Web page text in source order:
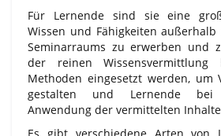
Für Lernende sind sie eine
Wissen und Fähigkeiten
Seminarraums zu erwerben und
der reinen Wissensvermittlung
Methoden eingesetzt werden, um
gestalten und Lernende bei
Anwendung der vermittelten